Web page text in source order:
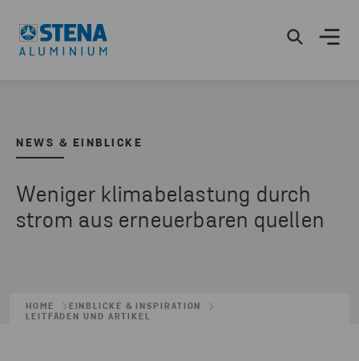
NEWS & EINBLICKE
Weniger klimabelastung durch
strom aus erneuerbaren quellen
HOME
EINBLICKE & INSPIRATION
LEITFÄDEN UND ARTIKEL